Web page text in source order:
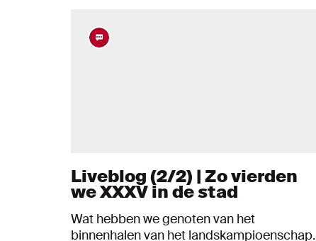
Liveblog (2/2) | Zo vierden
we XXXV in de stad
Wat hebben we genoten van het
binnenhalen van het landskampioenschap.